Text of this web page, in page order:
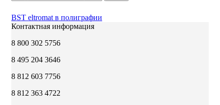
BST eltromat в полиграфии
Контактная информация
8 800 302 5756
8 495 204 3646
8 812 603 7756
8 812 363 4722